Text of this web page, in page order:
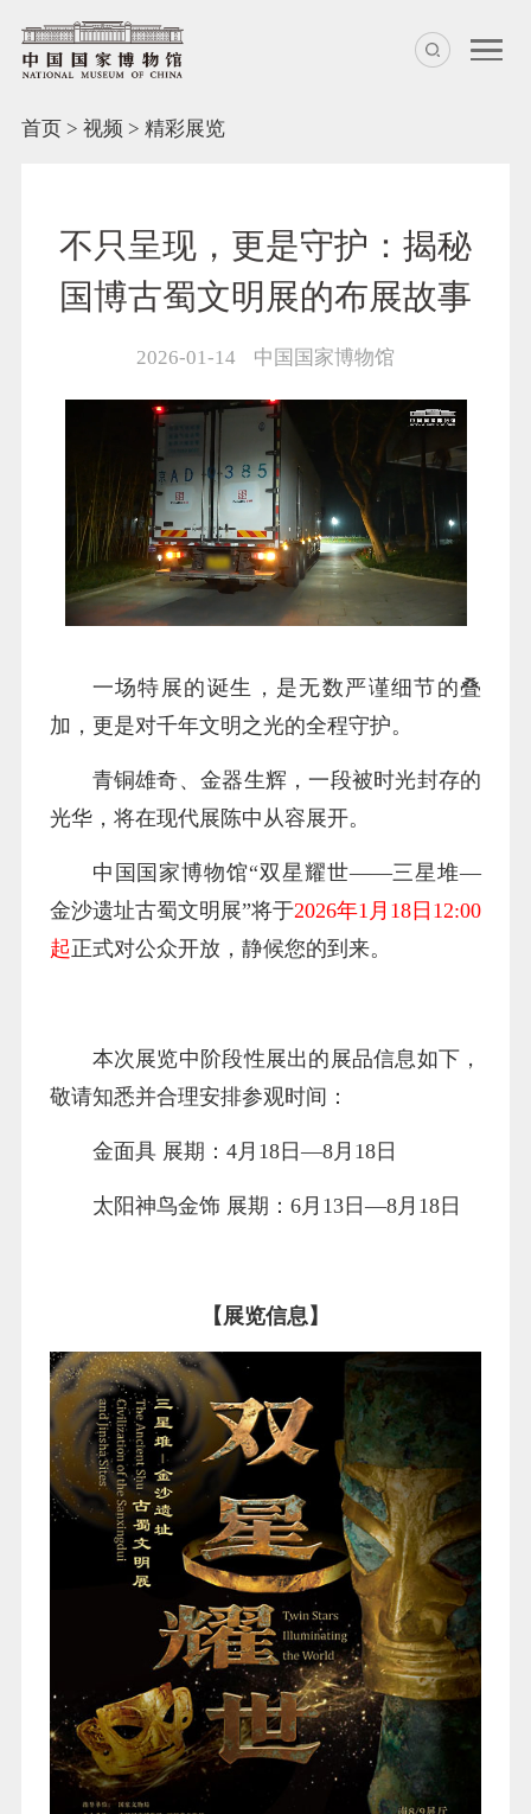
首页> 视频 > 精彩展览
不只呈现，更是守护：揭秘
国博古蜀文明展的布展故事
2026-01-14 中国国家博物馆
一场特展的诞生，是无数严谨细节的叠
加，更是对千年文明之光的全程守护。
青铜雄奇、金器生辉，一段被时光封存的
光华，将在现代展陈中从容展开。
中国国家博物馆“双星耀世——三星堆—
金沙遗址古蜀文明展”将于2026年1月18日12:00
起正式对公众开放，静候您的到来。
本次展览中阶段性展出的展品信息如下，
敬请知悉并合理安排参观时间：
金面具 展期：4月18日—8月18日
太阳神鸟金饰 展期：6月13日—8月18日
【展览信息】